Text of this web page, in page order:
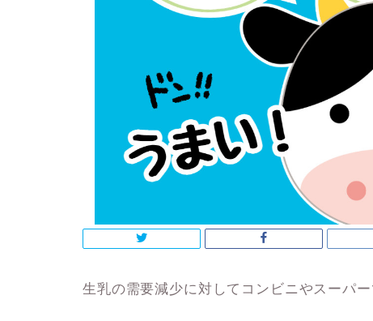
生乳の需要減少に対してコンビニやスーパ